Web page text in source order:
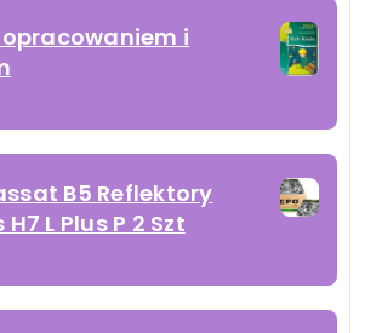
opracowaniem i
B5 Reflektory
L Plus P 2 Szt